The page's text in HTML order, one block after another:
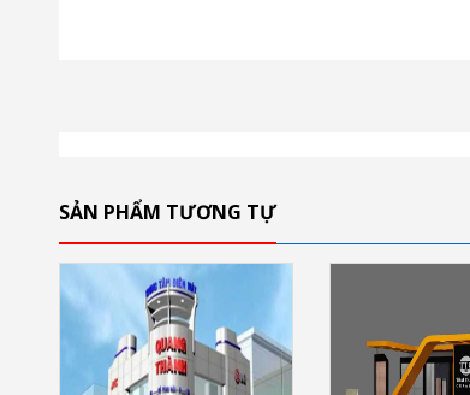
SẢN PHẨM TƯƠNG TỰ